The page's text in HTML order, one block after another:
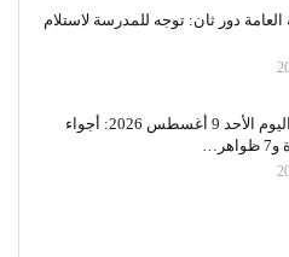
العامة دور ثان: توجه للمدرسة لاستلام
حالة الطقس اليوم الأحد 9 أغسطس 2026: أجواء